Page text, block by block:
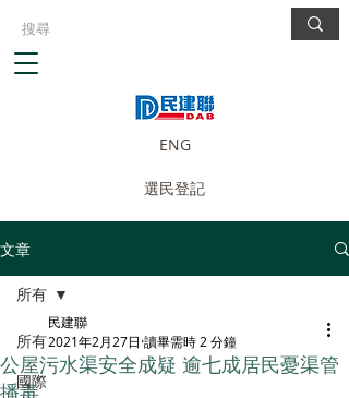
ENG
選民登記
文章
所有
國際
所有
公屋污水渠安全成疑 逾七成居民憂渠管
播毒
民建聯
2021年2月27日 讀畢需時 2 分鐘